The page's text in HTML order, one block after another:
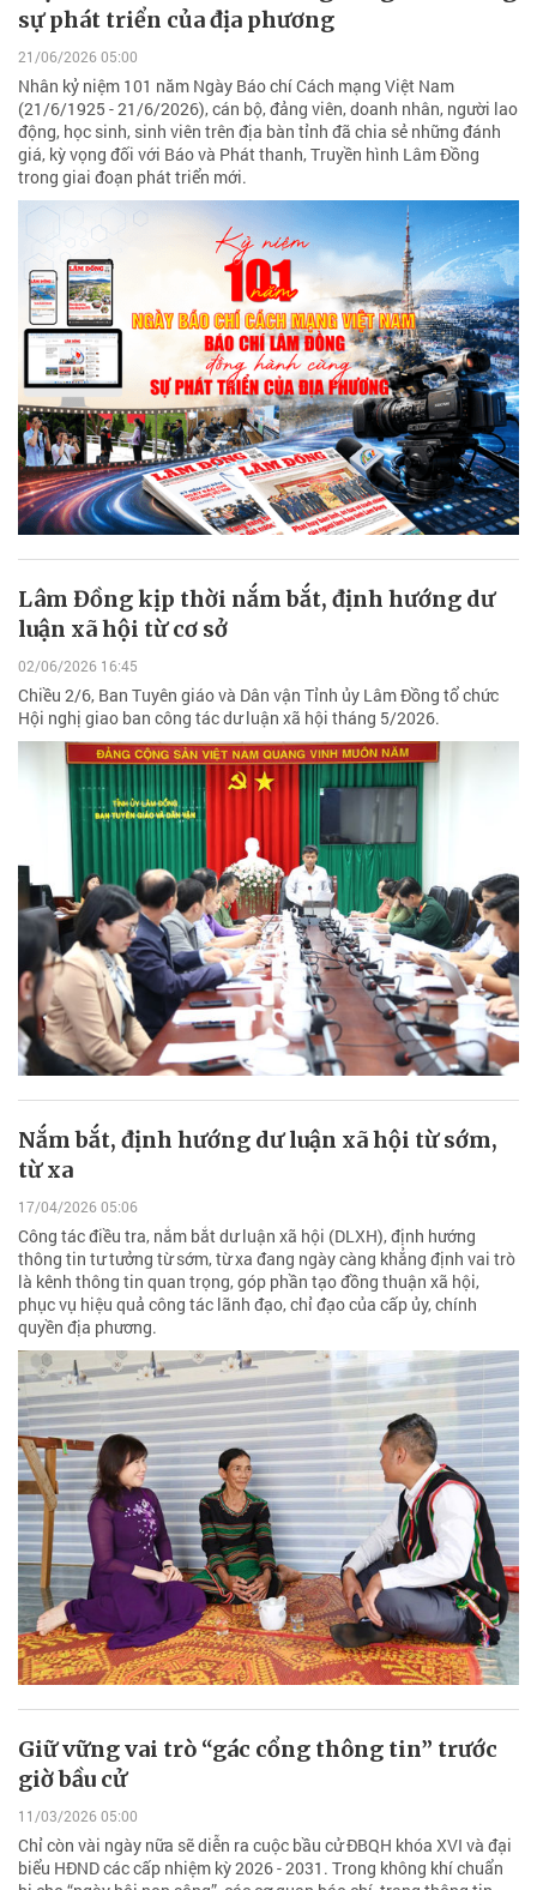
sự phát triển của địa phương
21/06/2026 05:00
Nhân kỷ niệm 101 năm Ngày Báo chí Cách mạng Việt Nam
(21/6/1925 - 21/6/2026), cán bộ, đảng viên, doanh nhân, người lao
động, học sinh, sinh viên trên địa bàn tỉnh đã chia sẻ những đánh
giá, kỳ vọng đối với Báo và Phát thanh, Truyền hình Lâm Đồng
trong giai đoạn phát triển mới.
Lâm Đồng kịp thời nắm bắt, định hướng dư
luận xã hội từ cơ sở
02/06/2026 16:45
Chiều 2/6, Ban Tuyên giáo và Dân vận Tỉnh ủy Lâm Đồng tổ chức
Hội nghị giao ban công tác dư luận xã hội tháng 5/2026.
Nắm bắt, định hướng dư luận xã hội từ sớm,
từ xa
17/04/2026 05:06
Công tác điều tra, nắm bắt dư luận xã hội (DLXH), định hướng
thông tin tư tưởng từ sớm, từ xa đang ngày càng khẳng định vai trò
là kênh thông tin quan trọng, góp phần tạo đồng thuận xã hội,
phục vụ hiệu quả công tác lãnh đạo, chỉ đạo của cấp ủy, chính
quyền địa phương.
Giữ vững vai trò “gác cổng thông tin” trước
giờ bầu cử
11/03/2026 05:00
Chỉ còn vài ngày nữa sẽ diễn ra cuộc bầu cử ĐBQH khóa XVI và đại
biểu HĐND các cấp nhiệm kỳ 2026 - 2031. Trong không khí chuẩn